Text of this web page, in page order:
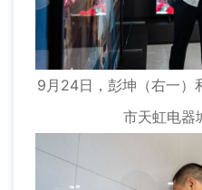
9月24日，彭坤（右一）
市天虹电器